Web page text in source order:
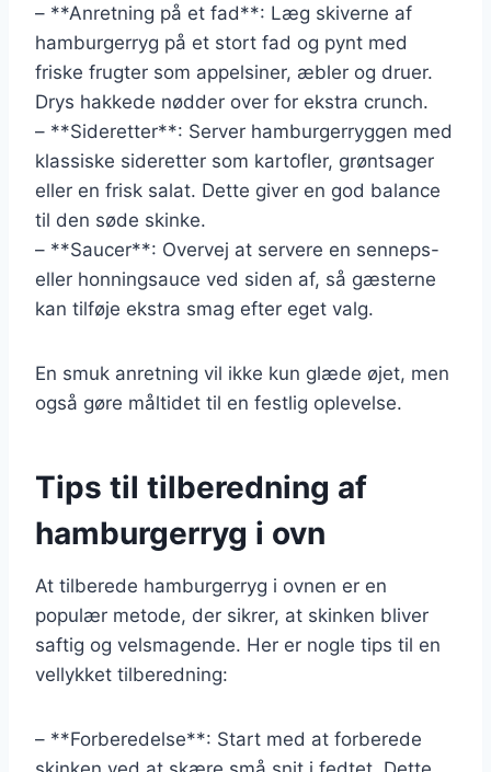
– **Anretning på et fad**: Læg skiverne af
hamburgerryg på et stort fad og pynt med
friske frugter som appelsiner, æbler og druer.
Drys hakkede nødder over for ekstra crunch.
– **Sideretter**: Server hamburgerryggen med
klassiske sideretter som kartofler, grøntsager
eller en frisk salat. Dette giver en god balance
til den søde skinke.
– **Saucer**: Overvej at servere en senneps-
eller honningsauce ved siden af, så gæsterne
kan tilføje ekstra smag efter eget valg.
En smuk anretning vil ikke kun glæde øjet, men
også gøre måltidet til en festlig oplevelse.
Tips til tilberedning af
hamburgerryg i ovn
At tilberede hamburgerryg i ovnen er en
populær metode, der sikrer, at skinken bliver
saftig og velsmagende. Her er nogle tips til en
vellykket tilberedning:
– **Forberedelse**: Start med at forberede